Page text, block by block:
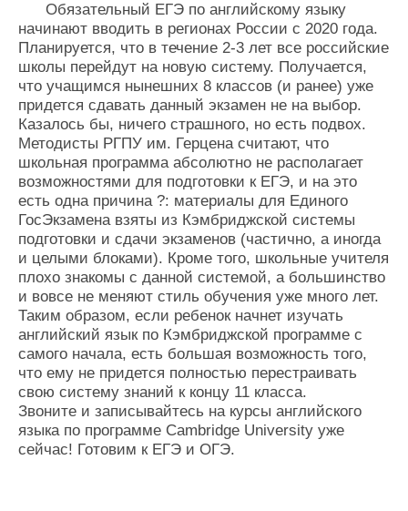
Обязательный ЕГЭ по английскому языку
начинают вводить в регионах России с 2020 года.
Планируется, что в течение 2-3 лет все российские
школы перейдут на новую систему. Получается,
что учащимся нынешних 8 классов (и ранее) уже
придется сдавать данный экзамен не на выбор.
Казалось бы, ничего страшного, но есть подвох.
Методисты РГПУ им. Герцена считают, что
школьная программа абсолютно не располагает
возможностями для подготовки к ЕГЭ, и на это
есть одна причина ?: материалы для Единого
ГосЭкзамена взяты из Кэмбриджской системы
подготовки и сдачи экзаменов (частично, а иногда
и целыми блоками). Кроме того, школьные учителя
плохо знакомы с данной системой, а большинство
и вовсе не меняют стиль обучения уже много лет.
Таким образом, если ребенок начнет изучать
английский язык по Кэмбриджской программе с
самого начала, есть большая возможность того,
что ему не придется полностью перестраивать
свою систему знаний к концу 11 класса.
Звоните и записывайтесь на курсы английского
языка по программе Cambridge University уже
сейчас! Готовим к ЕГЭ и ОГЭ.